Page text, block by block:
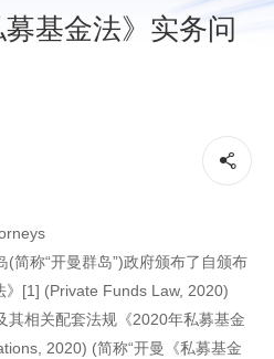
基金法》实务问
简称“开曼群岛”)政府颁布了自颁布
》[1] (Private Funds Law, 2020)
其相关配套法规《2020年私募基金
2020) (简称“开曼《私募基金